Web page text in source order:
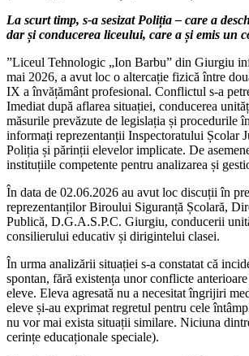
La scurt timp, s-a sesizat Poliția – care a
dar și conducerea liceului, care a și emis un
”Liceul Tehnologic „Ion Barbu” din Giurgiu
mai 2026, a avut loc o altercație fizică între
IX a învățământ profesional. Conflictul s-a
Imediat după aflarea situației, conducerea
măsurile prevăzute de legislația și procedurile
informați reprezentanții Inspectoratului Școlar
Poliția și părinții elevelor implicate. De
instituțiile competente pentru analizarea și
În data de 02.06.2026 au avut loc discuții în
reprezentanților Biroului Siguranță Școlară,
Publică, D.G.A.S.P.C. Giurgiu, conducerii
consilierului educativ și dirigintelui clasei.
În urma analizării situației s-a constatat că
spontan, fără existența unor conflicte
eleve. Eleva agresată nu a necesitat îngrijiri
eleve și-au exprimat regretul pentru cele
nu vor mai exista situații similare. Niciuna
cerințe educaționale speciale).